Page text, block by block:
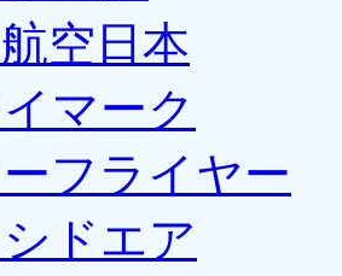
空日本
マーク
フライヤー
ドエア